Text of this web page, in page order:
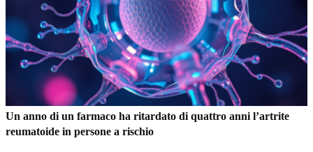
Un anno di un farmaco ha ritardato di quattro anni l’artrite
reumatoide in persone a rischio